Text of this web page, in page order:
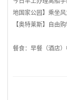
地国家公园】乘坐
【奥特莱斯】自由
餐食：早餐（酒店